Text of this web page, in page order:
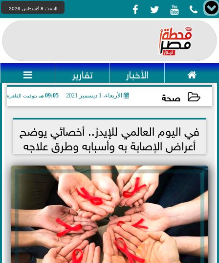
    السبت 8 أغسطس 2026
 الأخبار تقارير 
صحة الأربعاء، 1 ديسمبر 2021 09:05 مـ بتوقيت القاهرة
2021-12-01 21:05:52
في اليوم العالمي للإيدز.. أخصائي يوضح
أعراض الإصابة به وأسبابه وطرق علاجه